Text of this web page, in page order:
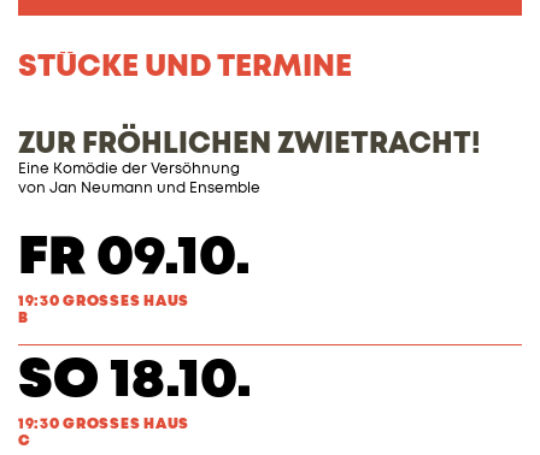
STÜCKE UND TERMINE
ZUR FRÖHLICHEN ZWIETRACHT!
Eine Komödie der Versöhnung
von Jan Neumann und Ensemble
FR 09.10.
19:30 GROSSES HAUS
B
SO 18.10.
19:30 GROSSES HAUS
C